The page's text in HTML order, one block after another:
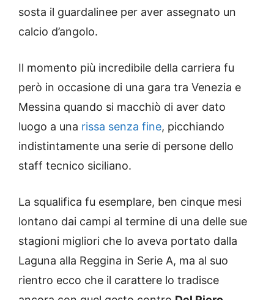
sosta il guardalinee per aver assegnato un
calcio d’angolo.
Il momento più incredibile della carriera fu
però in occasione di una gara tra Venezia e
Messina quando si macchiò di aver dato
luogo a una rissa senza fine, picchiando
indistintamente una serie di persone dello
staff tecnico siciliano.
La squalifica fu esemplare, ben cinque mesi
lontano dai campi al termine di una delle sue
stagioni migliori che lo aveva portato dalla
Laguna alla Reggina in Serie A, ma al suo
rientro ecco che il carattere lo tradisce